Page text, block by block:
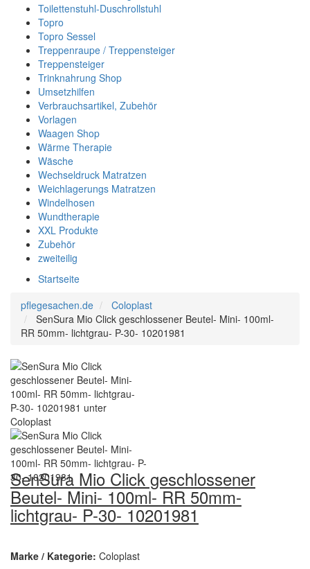
Toilettenstuhl-Duschrollstuhl
Topro
Topro Sessel
Treppenraupe / Treppensteiger
Treppensteiger
Trinknahrung Shop
Umsetzhilfen
Verbrauchsartikel, Zubehör
Vorlagen
Waagen Shop
Wärme Therapie
Wäsche
Wechseldruck Matratzen
Weichlagerungs Matratzen
Windelhosen
Wundtherapie
XXL Produkte
Zubehör
zweiteilig
Startseite
pflegesachen.de
Coloplast
SenSura Mio Click geschlossener Beutel- Mini- 100ml-
RR 50mm- lichtgrau- P-30- 10201981
SenSura Mio Click geschlossener
Beutel- Mini- 100ml- RR 50mm-
lichtgrau- P-30- 10201981
Marke / Kategorie: Coloplast